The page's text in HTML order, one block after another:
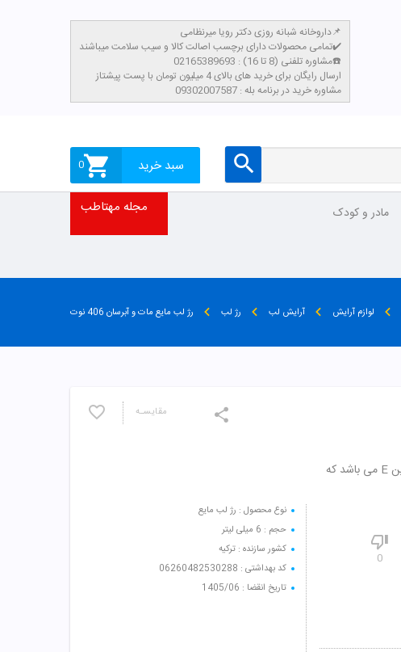
داروخانه شبانه روزی دکتر رویا میرنظامی📌
تمامی محصولات دارای برچسب اصالت کالا و سیب سلامت میباشند✔️
مشاوره تلفنی (8 تا 16) : 02165389693☎️
​ارسال رایگان برای خرید های بالای 4 میلیون تومان با پست پیشتاز
مشاوره خرید در برنامه بله : 09302007587
سبد خرید 0
مادر و کودک مجله مهتاطب
لوازم آرایش آرایش لب رژ لب رژ لب مایع مات و آبرسان 406 نوت
مقایسـه
نوع محصول : رژ لب مایع
حجم : 6 میلی لیتر
کشور سازنده : ترکیه
کد بهداشتی : 06260482530288
تاریخ انقضا : 1405/06
رژ لب مایع مات و آبرسان 406 نوت حاوی روغن ماکادامیا و ویتامین E می باشد که
0